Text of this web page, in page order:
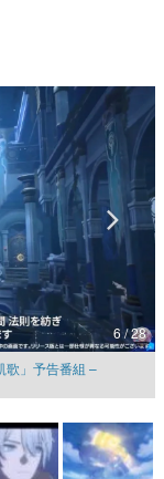
魅力を画面や操作の
派で骨太な評論連載
ームにまつわる言葉
ー文化史研究家・タ
6 / 28
歌」予告番組 –